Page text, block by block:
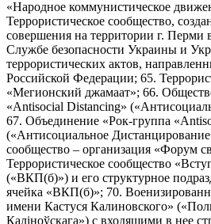
«Народное коммунистическое
Террористическое сообщество,
совершения на территории г. Перми
Службе безопасности Украины и
террористических актов,
Российской Федерации; 65.
«Мегионский джамаат»; 66.
«Antisocial Distancing»
67. Объединение «Рок-группа
(«Антисоциальное
сообщество – организация «Форум
Террористическое сообщество
(«ВКП(б)») и его структурное
ячейка «ВКП(б)»; 70.
имени Кастуся Калиновского»
Калiноўскага») с входящими в нее